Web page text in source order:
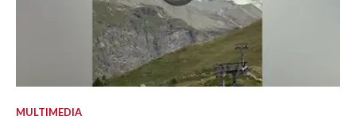
MULTIMEDIA